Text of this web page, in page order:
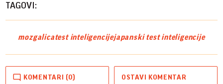
TAGOVI:
mozgalicatest inteligencijejapanski test inteligencije
KOMENTARI (0) OSTAVI KOMENTAR